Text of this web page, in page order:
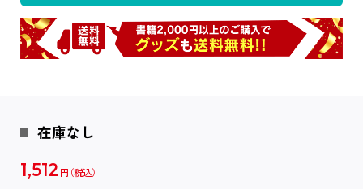
在庫なし
1,512 円